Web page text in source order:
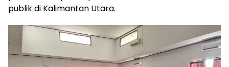
publik di Kalimantan Utara.